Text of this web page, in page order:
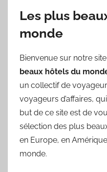
Les plus
monde
Bienvenue sur notre
beaux hôtels du
un collectif de
voyageurs d’affaires,
but de ce site est de
sélection des plus
en Europe, en
monde.